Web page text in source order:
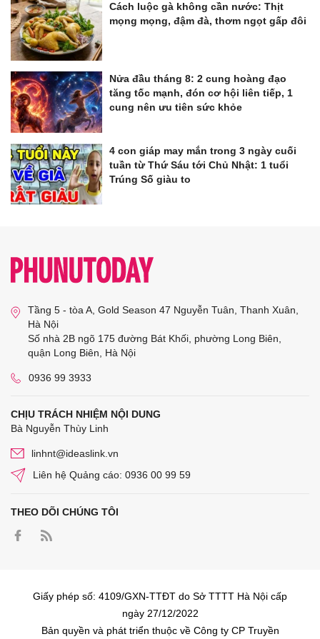
Cách luộc gà không cần nước: Thịt
mọng mọng, đậm đà, thơm ngọt gấp đôi
Nửa đầu tháng 8: 2 cung hoàng đạo
tăng tốc mạnh, đón cơ hội liên tiếp, 1
cung nên ưu tiên sức khỏe
4 con giáp may mắn trong 3 ngày cuối
tuần từ Thứ Sáu tới Chủ Nhật: 1 tuổi
Trúng Số giàu to
Tầng 5 - tòa A, Gold Season 47 Nguyễn Tuân, Thanh Xuân,
Hà Nội
Số nhà 2B ngõ 175 đường Bát Khối, phường Long Biên,
quận Long Biên, Hà Nội
0936 99 3933
CHỊU TRÁCH NHIỆM NỘI DUNG
Bà Nguyễn Thùy Linh
linhnt@ideaslink.vn
Liên hệ Quảng cáo: 0936 00 99 59
THEO DÕI CHÚNG TÔI
Giấy phép số: 4109/GXN-TTĐT do Sở TTTT Hà Nội cấp
ngày 27/12/2022
Bản quyền và phát triển thuộc về Công ty CP Truyền